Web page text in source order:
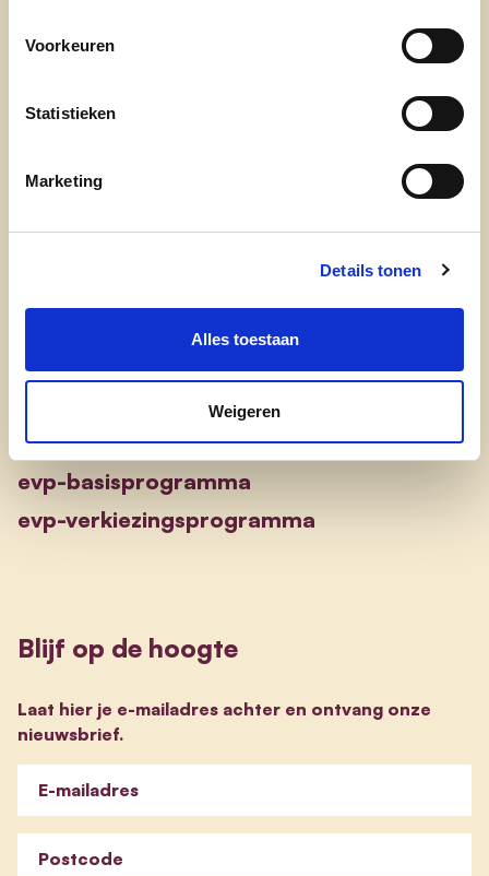
Voorkeuren
Statistieken
Marketing
Details tonen
Alles toestaan
Weigeren
doe mee
transparantieregister
evp-basisprogramma
evp-verkiezingsprogramma
Blijf op de hoogte
Laat hier je e-mailadres achter en ontvang onze
nieuwsbrief.
E-mailadres
Postcode